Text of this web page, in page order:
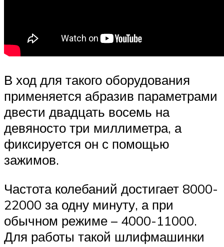
В ход для такого оборудования
применяется абразив параметрами
двести двадцать восемь на
девяносто три миллиметра, а
фиксируется он с помощью
зажимов.
Частота колебаний достигает 8000-
22000 за одну минуту, а при
обычном режиме – 4000-11000.
Для работы такой шлифмашинки